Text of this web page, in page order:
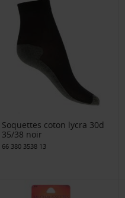
Soquettes coton lycra 30d
35/38 noir
66 380 3538 13